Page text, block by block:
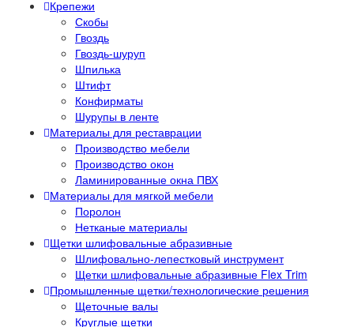
Крепежи
Скобы
Гвоздь
Гвоздь-шуруп
Шпилька
Штифт
Конфирматы
Шурупы в ленте
Материалы для реставрации
Производство мебели
Производство окон
Ламинированные окна ПВХ
Материалы для мягкой мебели
Поролон
Нетканые материалы
Щетки шлифовальные абразивные
Шлифовально-лепестковый инструмент
Щетки шлифовальные абразивные Flex Trim
Промышленные щетки/технологические решения
Щеточные валы
Круглые щетки